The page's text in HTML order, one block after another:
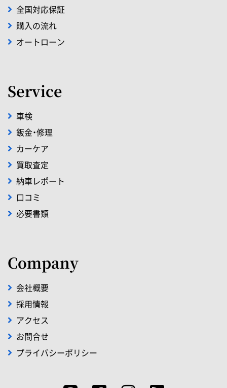
全国対応保証
購入の流れ
オートローン
Service
車検
鈑金・修理
カーケア
買取査定
納車レポート
口コミ
必要書類
Company
会社概要
採用情報
アクセス
お問合せ
プライバシーポリシー